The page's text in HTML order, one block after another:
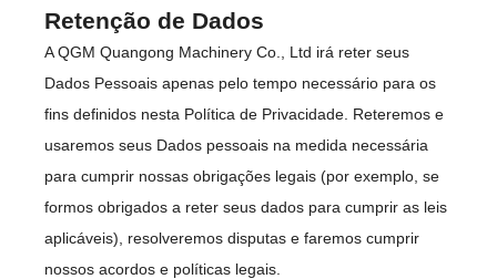
Retenção de Dados
A QGM Quangong Machinery Co., Ltd irá reter seus
Dados Pessoais apenas pelo tempo necessário para os
fins definidos nesta Política de Privacidade. Reteremos e
usaremos seus Dados pessoais na medida necessária
para cumprir nossas obrigações legais (por exemplo, se
formos obrigados a reter seus dados para cumprir as leis
aplicáveis), resolveremos disputas e faremos cumprir
nossos acordos e políticas legais.